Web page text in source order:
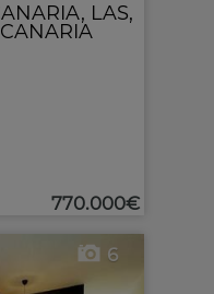
LAS,
770.000€
6